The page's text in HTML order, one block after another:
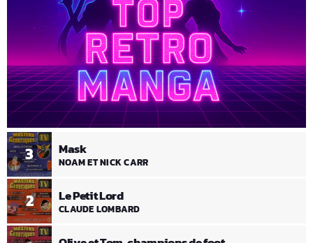
2 Le Petit Lord
CLAUDE LOMBARD
3 Mask
NOAM ET NICK CARR